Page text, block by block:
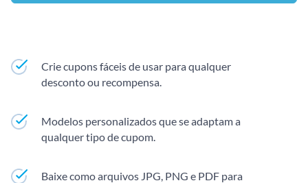
Crie cupons fáceis de usar para qualquer
desconto ou recompensa.
Modelos personalizados que se adaptam a
qualquer tipo de cupom.
Baixe como arquivos JPG, PNG e PDF para